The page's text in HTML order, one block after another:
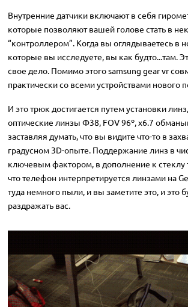
Внутренние датчики включают в себя
которые позволяют вашей голове стать в
“контроллером”. Когда вы оглядываетесь в
которые вы исследуете, вы как будто...там.
свое дело. Помимо этого samsung gear vr
практически со всеми устройствами нового
И это трюк достигается путем установки
оптические линзы Φ38, FOV 96º, x6.7
заставляя думать, что вы видите что-то в
градусном 3D-опыте. Поддержание линз в
ключевым фактором, в дополнение к стеклу
что телефон интерпретируется линзами на
туда немного пыли, и вы заметите это, и это
раздражать вас.